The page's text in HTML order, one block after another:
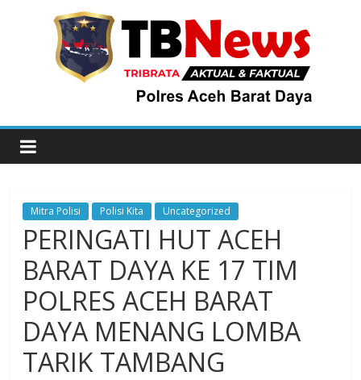
Mitra Polisi Polisi Kita Uncategorized
PERINGATI HUT ACEH
BARAT DAYA KE 17 TIM
POLRES ACEH BARAT
DAYA MENANG LOMBA
TARIK TAMBANG